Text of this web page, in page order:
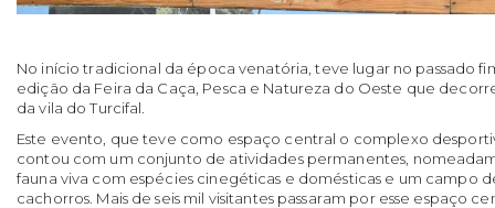
No início tradicional da época venatória, teve lugar no passado
edição da Feira da Caça, Pesca e Natureza do Oeste que
da vila do Turcifal.
Este evento, que teve como espaço central o complexo
contou com um conjunto de atividades permanentes,
fauna viva com espécies cinegéticas e domésticas e um campo
cachorros. Mais de seis mil visitantes passaram por esse espaço